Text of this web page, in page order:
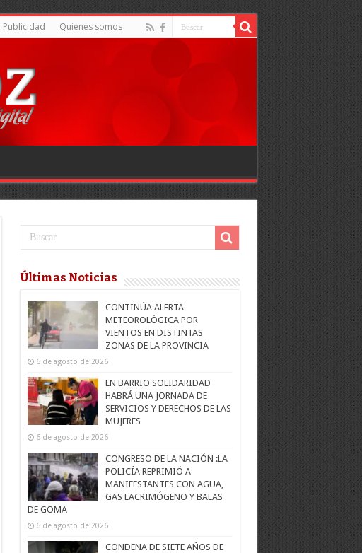
Publicidad Quiénes somos
Últimas Noticias
CONTINÚA ALERTA
METEOROLÓGICA POR
VIENTOS EN DISTINTAS
ZONAS DE LA PROVINCIA
6 de agosto de 2026
EN BARRIO SOLIDARIDAD
HABRÁ UNA JORNADA DE
SERVICIOS Y DERECHOS DE LAS
MUJERES
6 de agosto de 2026
CONGRESO DE LA NACIÓN :LA
POLICÍA REPRIMIÓ A
MANIFESTANTES CON AGUA,
GAS LACRIMÓGENO Y BALAS
DE GOMA
6 de agosto de 2026
CONDENA DE SIETE AÑOS DE